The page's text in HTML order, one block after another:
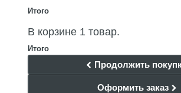
Итого
В корзине 1 товар.
Итого
Продолжить
Оформить заказ